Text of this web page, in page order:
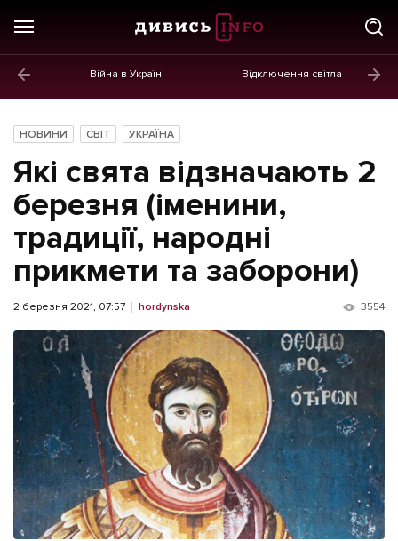
Війна в Україні Відключення світла
Новини
Політика
Економіка
Бізнес
Життя
Культура
Афіша
ІНШЕ
Інтерв'ю
Картки
Репортаж
Розслідування
Прес-релізи
Фото/Відео
Made in Lviv
НОВИНИ СВІТ УКРАЇНА
Які свята відзначають 2
березня (іменини,
традиції, народні
прикмети та заборони)
2 березня 2021, 07:57 hordynska 3554